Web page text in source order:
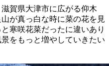
賀県大津市に広がる仰木
が真っ白な時に菜の花を見
寒咲花菜だったに違いあり
をもっと増やしていきたい